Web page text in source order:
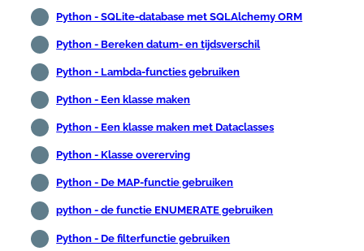
Python - SQLite-database met SQLAlchemy ORM
Python - Bereken datum- en tijdsverschil
Python - Lambda-functies gebruiken
Python - Een klasse maken
Python - Een klasse maken met Dataclasses
Python - Klasse overerving
Python - De MAP-functie gebruiken
python - de functie ENUMERATE gebruiken
Python - De filterfunctie gebruiken